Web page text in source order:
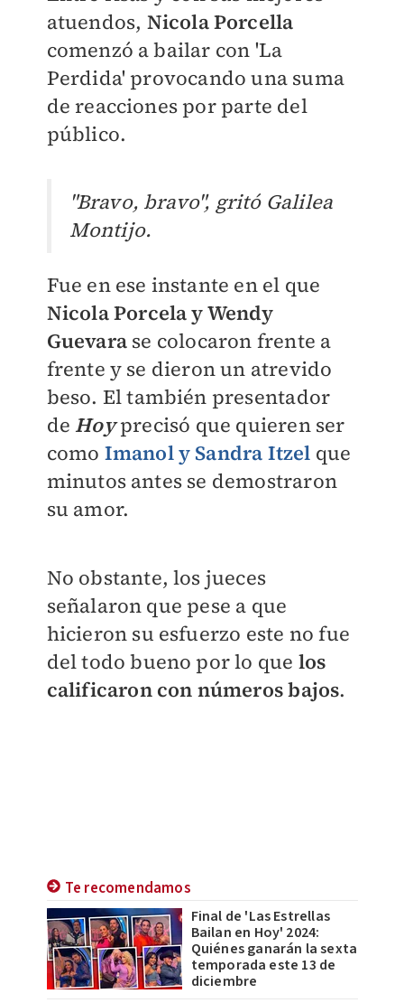
atuendos, Nicola Porcella
comenzó a bailar con 'La
Perdida' provocando una suma
de reacciones por parte del
público.
"Bravo, bravo", gritó Galilea
Montijo.
Fue en ese instante en el que
Nicola Porcela y Wendy
Guevarase colocaron frente a
frente y se dieron un atrevido
beso. El también presentador
de Hoyprecisó que quieren ser
como Imanol y Sandra Itzel que
minutos antes se demostraron
su amor.
No obstante, los jueces
señalaron que pese a que
hicieron su esfuerzo este no fue
del todo bueno por lo que los
calificaron con números bajos.
Te recomendamos
Final de 'Las Estrellas
Bailan en Hoy' 2024:
Quiénes ganarán la sexta
temporada este 13 de
diciembre